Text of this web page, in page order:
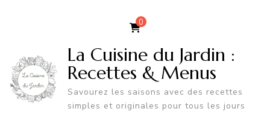
0
La Cuisine du Jardin :
Recettes & Menus
Savourez les saisons avec des recettes
simples et originales pour tous les jours